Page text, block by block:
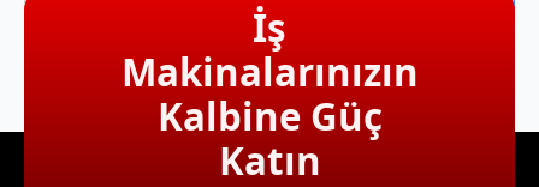
İş
Makinalarınızın
Kalbine Güç
Katın